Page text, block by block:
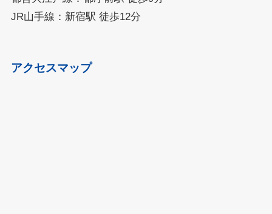
JR山手線：新宿駅 徒歩12分
アクセスマップ